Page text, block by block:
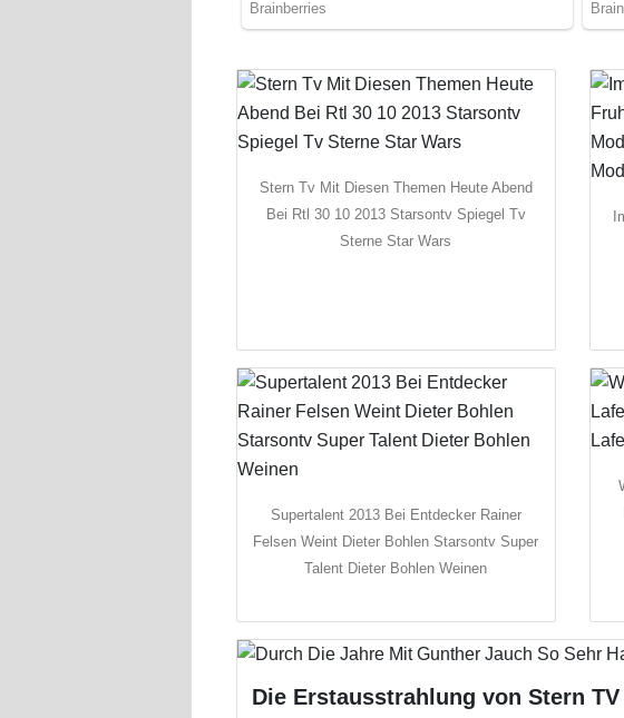
Stern Tv Mit Diesen Themen Heute Abend
Bei Rtl 30 10 2013 Starsontv Spiegel Tv
Sterne Star Wars
Supertalent 2013 Bei Entdecker Rainer
Felsen Weint Dieter Bohlen Starsontv Super
Talent Dieter Bohlen Weinen
Die Erstausstrahlung von Stern